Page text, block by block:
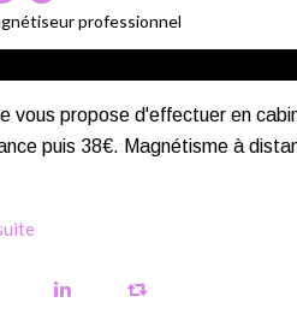
professionnel
vous propose d'effectuer en
puis 38€. Magnétisme à